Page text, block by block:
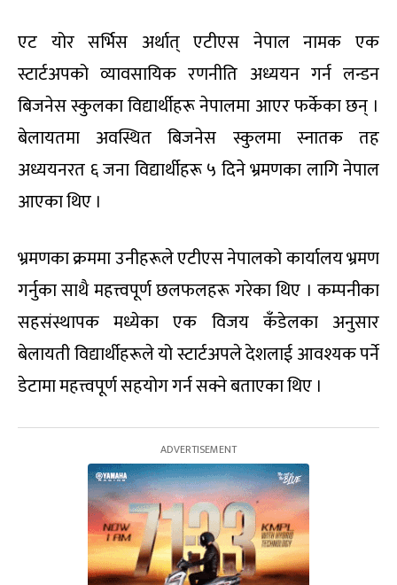
एट योर सर्भिस अर्थात् एटीएस नेपाल नामक एक
स्टार्टअपको व्यावसायिक रणनीति अध्ययन गर्न लन्डन
बिजनेस स्कुलका विद्यार्थीहरू नेपालमा आएर फर्केका छन् ।
बेलायतमा अवस्थित बिजनेस स्कुलमा स्नातक तह
अध्ययनरत ६ जना विद्यार्थीहरू ५ दिने भ्रमणका लागि नेपाल
आएका थिए ।
भ्रमणका क्रममा उनीहरूले एटीएस नेपालको कार्यालय भ्रमण
गर्नुका साथै महत्त्वपूर्ण छलफलहरू गरेका थिए । कम्पनीका
सहसंस्थापक मध्येका एक विजय कँडेलका अनुसार
बेलायती विद्यार्थीहरूले यो स्टार्टअपले देशलाई आवश्यक पर्ने
डेटामा महत्त्वपूर्ण सहयोग गर्न सक्ने बताएका थिए ।